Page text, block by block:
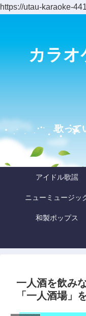
https://utau-karaoke-
カラオ
歌って
アイドル歌謡
ニューミュージッ
和製ポップス
一人酒を飲み
「一人酒場」